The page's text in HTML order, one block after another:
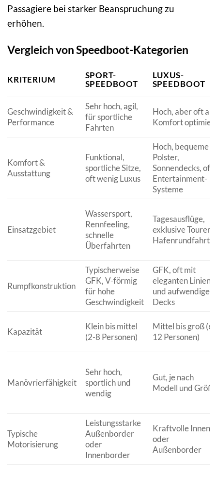
Passagiere bei starker Beanspruchung zu
erhöhen.
Vergleich von Speedboot-Kategorien
KRITERIUM
SPORT-
SPEEDBOOT
LUXUS-
SPEEDBOOT
Geschwindigkeit &
Performance
Sehr hoch, agil,
für sportliche
Fahrten
Hoch, aber oft auf
Komfort optimiert
Komfort &
Ausstattung
Funktional,
sportliche Sitze,
oft wenig Luxus
Hoch, bequeme
Polster,
Sonnendecks, oft
Entertainment-
Systeme
Einsatzgebiet
Wassersport,
Rennfeeling,
schnelle
Überfahrten
Tagesausflüge,
exklusive Touren,
Rumpfkonstruktion
Typischerweise
GFK, V-förmig
für hohe
Geschwindigkeit
GFK, oft mit
eleganten Linien
und aufwendigen
Decks
Kapazität
Klein bis mittel
(2-8 Personen)
Mittel bis groß (6-
12 Personen)
Manövrierfähigkeit
Sehr hoch,
sportlich und
wendig
Gut, je nach
Modell und Größe
Typische
Motorisierung
Leistungsstarke
Außenborder
oder
Innenborder
Kraftvolle Innen-
oder
Außenborder